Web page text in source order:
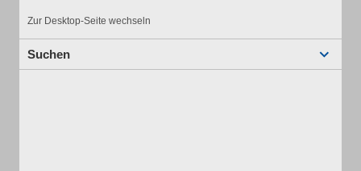
Zur Desktop-Seite wechseln
Suchen